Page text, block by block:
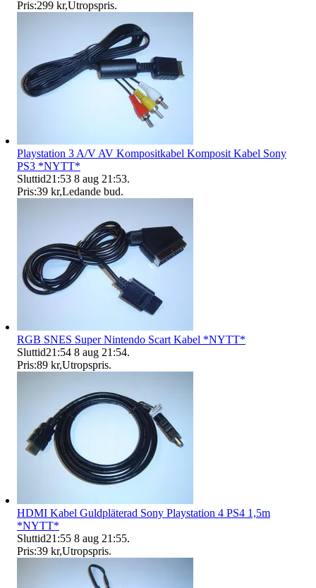
Pris:299 kr,Utropspris.
Playstation 3 A/V AV Kompositkabel Komposit Kabel Sony
PS3 *NYTT*
Sluttid21:53 8 aug 21:53.
Pris:39 kr,Ledande bud.
RGB SNES Super Nintendo Scart Kabel *NYTT*
Sluttid21:54 8 aug 21:54.
Pris:89 kr,Utropspris.
HDMI Kabel Guldpläterad Sony Playstation 4 PS4 1,5m
*NYTT*
Sluttid21:55 8 aug 21:55.
Pris:39 kr,Utropspris.